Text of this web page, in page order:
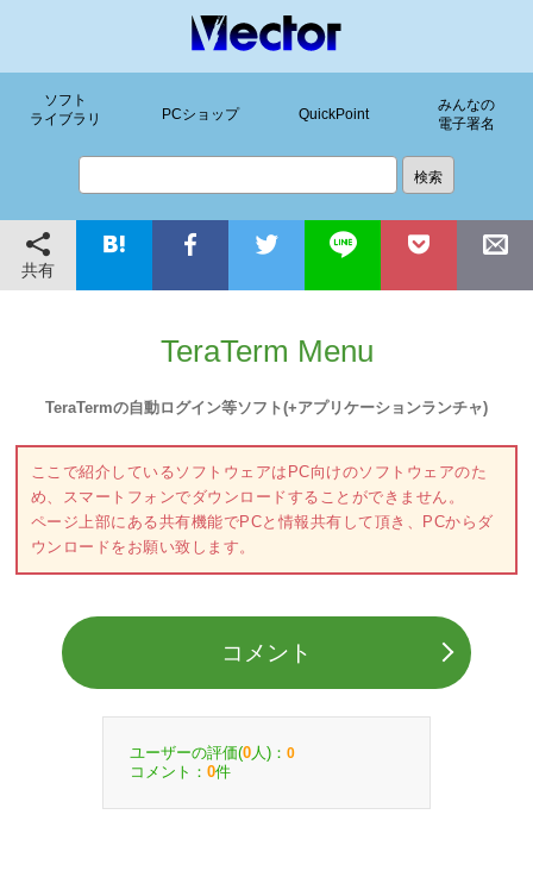
ソフト
ライブラリ
PCショップ QuickPoint
みんなの
電子署名
共有
TeraTerm Menu
TeraTermの自動ログイン等ソフト(+アプリケーションランチャ)
ここで紹介しているソフトウェアはPC向けのソフトウェアのた
め、スマートフォンでダウンロードすることができません。
ページ上部にある共有機能でPCと情報共有して頂き、PCからダ
ウンロードをお願い致します。
コメント
ユーザーの評価(0 人)： 0
コメント： 0件